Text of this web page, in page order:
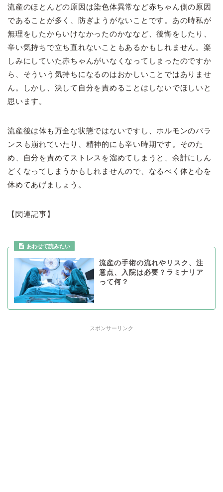
流産のほとんどの原因は染色体異常など赤ちゃん側の原因
であることが多く、防ぎようがないことです。あの時私が
無理をしたからいけなかったのかななど、後悔をしたり、
辛い気持ちで立ち直れないこともあるかもしれません。楽
しみにしていた赤ちゃんがいなくなってしまったのですか
ら、そういう気持ちになるのはおかしいことではありませ
ん。しかし、決して自分を責めることはしないでほしいと
思います。
流産後は体も万全な状態ではないですし、ホルモンのバラ
ンスも崩れていたり、精神的にも辛い時期です。そのた
め、自分を責めてストレスを溜めてしまうと、余計にしん
どくなってしまうかもしれませんので、なるべく体と心を
休めてあげましょう。
【関連記事】
流産の手術の流れやリスク、注
意点、入院は必要？ラミナリア
って何？
スポンサーリンク